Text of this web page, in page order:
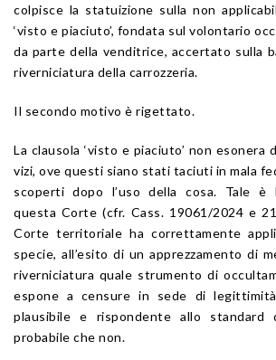
colpisce la statuizione sulla non
‘visto e piaciuto’, fondata sul volontario
da parte della venditrice, accertato sulla
riverniciatura della carrozzeria.
Il secondo motivo è rigettato.
La clausola ‘visto e piaciuto’ non esonera
vizi, ove questi siano stati taciuti in mala
scoperti dopo l’uso della cosa. Tale è
questa Corte (cfr. Cass. 19061/2024 e
Corte territoriale ha correttamente
specie, all’esito di un apprezzamento di
riverniciatura quale strumento di
espone a censure in sede di
plausibile e rispondente allo
probabile che non.